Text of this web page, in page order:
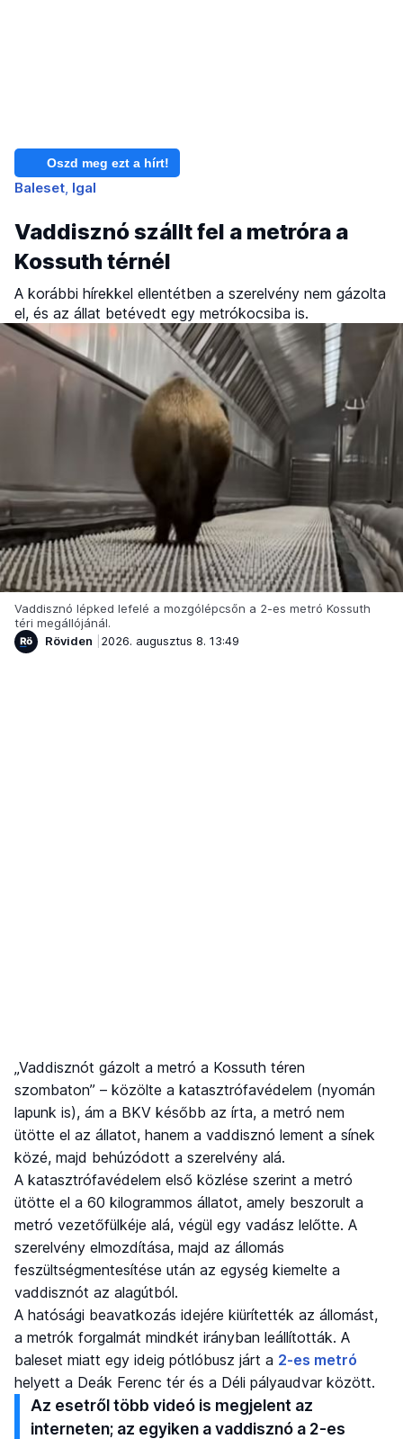
Oszd meg ezt a hírt!
Baleset Igal
Vaddisznó szállt fel a metróra a
Kossuth térnél
A korábbi hírekkel ellentétben a szerelvény nem gázolta
el, és az állat betévedt egy metrókocsiba is.
Vaddisznó lépked lefelé a mozgólépcsőn a 2-es metró Kossuth
téri megállójánál.
Röviden
2026. augusztus 8. 13:49
„Vaddisznót gázolt a metró a Kossuth téren
szombaton” – közölte a katasztrófavédelem (nyomán
lapunk is), ám a BKV később az írta, a metró nem
ütötte el az állatot, hanem a vaddisznó lement a sínek
közé, majd behúzódott a szerelvény alá.
A katasztrófavédelem első közlése szerint a metró
ütötte el a 60 kilogrammos állatot, amely beszorult a
metró vezetőfülkéje alá, végül egy vadász lelőtte. A
szerelvény elmozdítása, majd az állomás
feszültségmentesítése után az egység kiemelte a
vaddisznót az alagútból.
A hatósági beavatkozás idejére kiürítették az állomást,
a metrók forgalmát mindkét irányban leállították. A
baleset miatt egy ideig pótlóbusz járt a 2-es metró
helyett a Deák Ferenc tér és a Déli pályaudvar között.
Az esetről több videó is megjelent az
interneten; az egyiken a vaddisznó a 2-es